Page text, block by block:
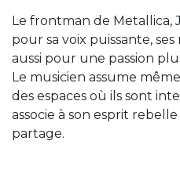
Le frontman de Metallica,
pour sa voix puissante,
aussi pour une passion
Le musicien assume
des espaces où ils sont
associe à son esprit
partage.